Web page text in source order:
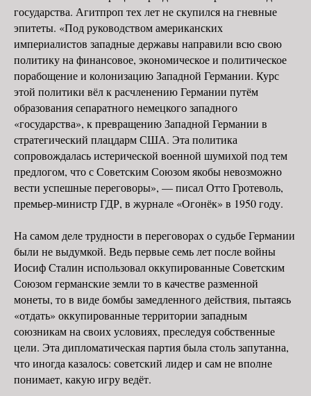
государства. Агитпроп тех лет не скупился на гневные
эпитеты. «Под руководством американских
империалистов западные державы направили всю свою
политику на финансовое, экономическое и политическое
порабощение и колонизацию Западной Германии. Курс
этой политики вёл к расчленению Германии путём
образования сепаратного немецкого западного
«государства», к превращению Западной Германии в
стратегический плацдарм США. Эта политика
сопровождалась истерической военной шумихой под тем
предлогом, что с Советским Союзом якобы невозможно
вести успешные переговоры», — писал Отто Гротеволь,
премьер-министр ГДР, в журнале «Огонёк» в 1950 году.
На самом деле трудности в переговорах о судьбе Германии
были не выдумкой. Ведь первые семь лет после войны
Иосиф Сталин использовал оккупированные Советским
Союзом германские земли то в качестве разменной
монеты, то в виде бомбы замедленного действия, пытаясь
«отдать» оккупированные территории западным
союзникам на своих условиях, преследуя собственные
цели. Эта дипломатическая партия была столь запутанна,
что иногда казалось: советский лидер и сам не вполне
понимает, какую игру ведёт.